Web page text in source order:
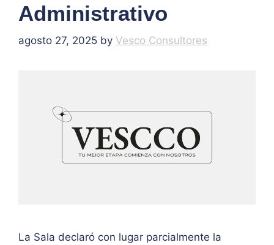
Administrativo
agosto 27, 2025 by Vesco Consultores
La Sala declaró con lugar parcialmente la